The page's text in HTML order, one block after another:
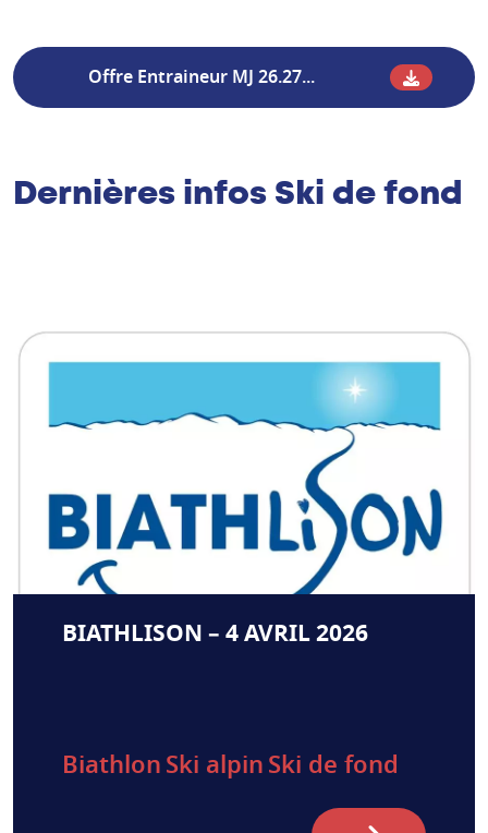
Offre Entraineur MJ 26.27...
Dernières infos Ski de fond
BIATHLISON – 4 AVRIL 2026
Biathlon Ski alpin Ski de fond